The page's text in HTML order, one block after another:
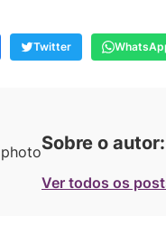
Twitter
Sobre o
Ver todos os